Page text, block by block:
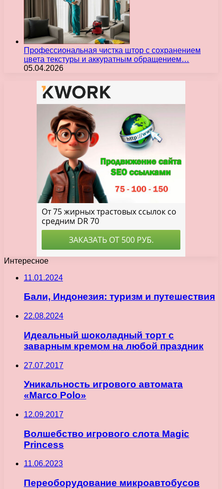
Профессиональная чистка штор с сохранением
цвета текстуры и аккуратным обращением…
05.04.2026
Интересное
11.01.2024
Бали, Индонезия: туризм и путешествия
22.08.2024
Идеальный шоколадный торт с
заварным кремом на любой праздник
27.07.2017
Уникальность игрового автомата
«Marco Polo»
12.09.2017
Волшебство игрового слота Magic
Princess
11.06.2023
Переоборудование микроавтобусов